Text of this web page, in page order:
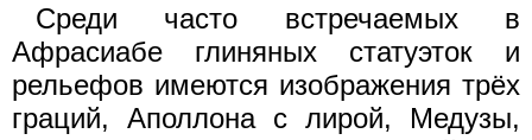
Среди часто встречаемых в
Афрасиабе глиняных статуэток и
рельефов имеются изображения трёх
граций, Аполлона с лирой, Медузы,